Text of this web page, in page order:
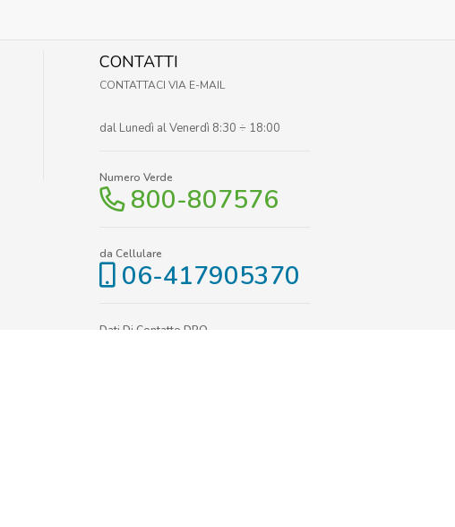
CONTATTI
CONTATTACI VIA E-MAIL
dal Lunedì al Venerdì 8:30 ÷ 18:00
Numero Verde
800-807576
da Cellulare
06-417905370
Dati Di Contatto DPO